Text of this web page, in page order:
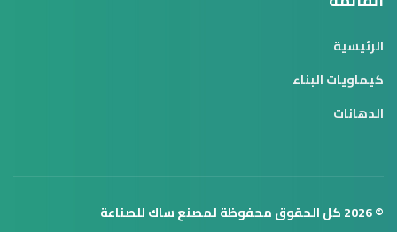
الرئيسية
كيماويات البناء
الدهانات
© 2026 كل الحقوق محفوظة لمصنع ساك للصناعة